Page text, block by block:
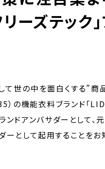
リーズテッ
て世の中を面白くする”商
）の機能衣料ブランド「
ランドアンバサダーとし
ーとして起用することをお